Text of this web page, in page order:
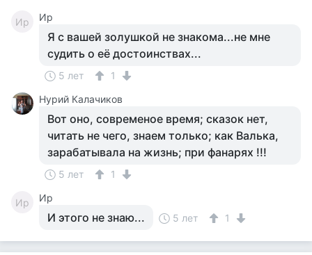
Ир Ир
Я с вашей золушкой не знакома...не мне
судить о её достоинствах...
5 лет
1
Нурий Калачиков
Вот оно, современое время; сказок нет,
читать не чего, знаем только; как Валька,
зарабатывала на жизнь; при фанарях !!!
5 лет 1
Ир Ир
И этого не знаю... 5 лет 1